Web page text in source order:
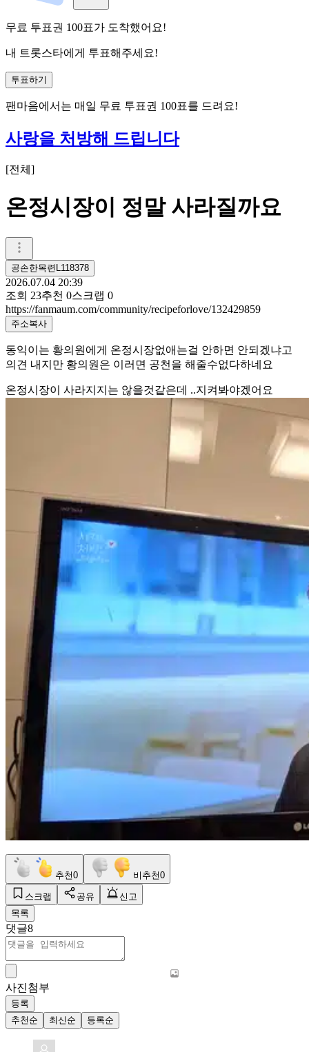
무료 투표권 100표가 도착했어요!
내 트롯스타에게 투표해주세요!
투표하기
팬마음에서는 매일 무료 투표권 100표를 드려요!
사랑을 처방해 드립니다
[전체 ]
온정시장이 정말 사라질까요
공손한목련L118378
2026.07.04 20:39
조회 23추천 0스크랩 0
https://fanmaum.com/community/recipeforlove/132429859
주소복사
동익이는 황의원에게 온정시장없애는걸 안하면 안되겠냐고
의견 내지만 황의원은 이러면 공천을 해줄수없다하네요
온정시장이 사라지지는 않을것같은데 ..지켜봐야겠어요
추천0 비추천0
스크랩 공유
신고
목록
댓글8
사진첨부
등록
추천순
최신순 등록순